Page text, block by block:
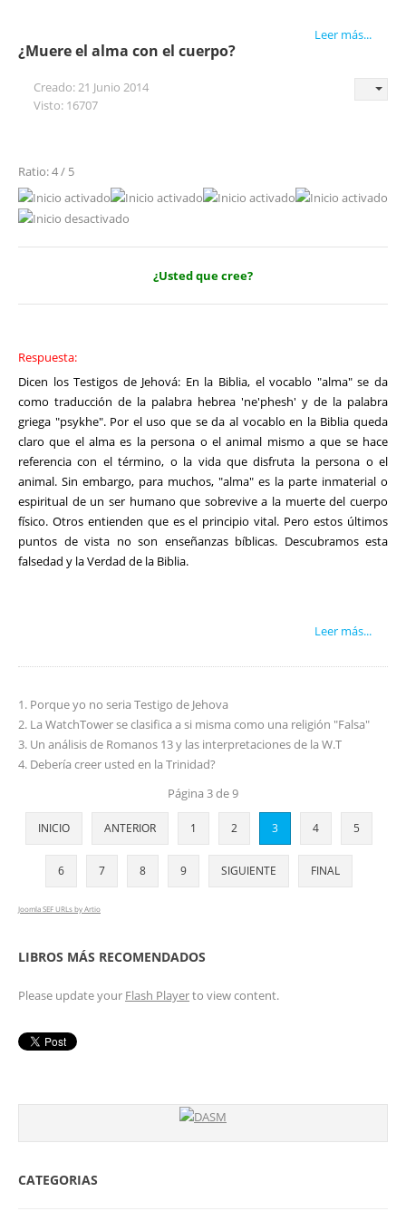
Leer más...
¿Muere el alma con el cuerpo?
Creado: 21 Junio 2014
Visto: 16707
Ratio: 4 / 5
¿Usted que cree?
Respuesta:
Dicen los Testigos de Jehová: En la Biblia, el vocablo "alma" se da
como traducción de la palabra hebrea 'ne'phesh' y de la palabra
griega "psykhe". Por el uso que se da al vocablo en la Biblia queda
claro que el alma es la persona o el animal mismo a que se hace
referencia con el término, o la vida que disfruta la persona o el
animal. Sin embargo, para muchos, "alma" es la parte inmaterial o
espiritual de un ser humano que sobrevive a la muerte del cuerpo
físico. Otros entienden que es el principio vital. Pero estos últimos
puntos de vista no son enseñanzas bíblicas. Descubramos esta
falsedad y la Verdad de la Biblia.
Leer más...
Porque yo no seria Testigo de Jehova
La WatchTower se clasifica a si misma como una religión "Falsa"
Un análisis de Romanos 13 y las interpretaciones de la W.T
Debería creer usted en la Trinidad?
Página 3 de 9
INICIO ANTERIOR 1 2 3 4 5
6 7 8 9 SIGUIENTE FINAL
Joomla SEF URLs by Artio
LIBROS MÁS RECOMENDADOS
Please update your Flash Playerto view content.
CATEGORIAS